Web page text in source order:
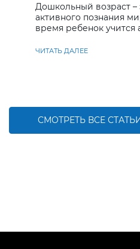
Дошкольный возраст –
активного познания
время ребенок учится
ЧИТАТЬ ДАЛЕЕ
СМОТРЕТЬ ВСЕ СТАТЬИ